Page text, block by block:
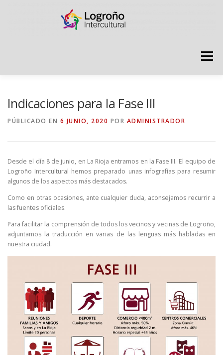
Menú
GRADÚATE EN CONVIVENCIA CAMPAÑAS
RECURSOS
Indicaciones para la Fase III
PÚBLICADO EN 6 JUNIO, 2020 POR ADMINISTRADOR
Desde el día 8 de junio, en La Rioja entramos en la Fase III. El equipo de
Logroño Intercultural hemos preparado unas infografías para resumir
algunos de los aspectos más destacados.
Como en otras ocasiones, ante cualquier duda, aconsejamos recurrir a
las fuentes oficiales.
Para facilitar la comprensión de todos los vecinos y vecinas de Logroño,
adjuntamos la traducción en varias de las lenguas más habladas en
nuestra ciudad.